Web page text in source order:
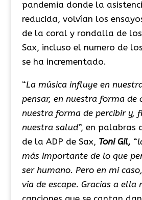
pandemia donde la
reducida, volvían los
de la coral y rondalla de
Sax, incluso el numero de
se ha incrementado.
“La música influye en
pensar, en nuestra forma de
nuestra forma de percibir y,
nuestra salud”, en palabras
de la ADP de Sax, Toni Gil, “
más importante de lo que
ser humano. Pero en mi
vía de escape. Gracias a ella